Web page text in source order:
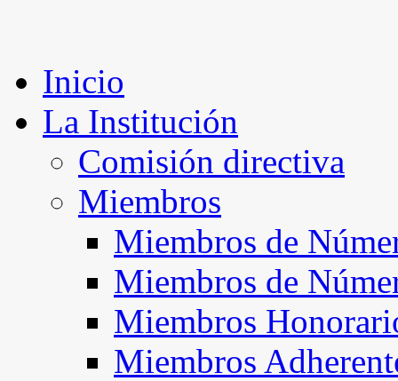
Inicio
La Institución
Comisión directiva
Miembros
Miembros de
Miembros de
Miembros
Miembros